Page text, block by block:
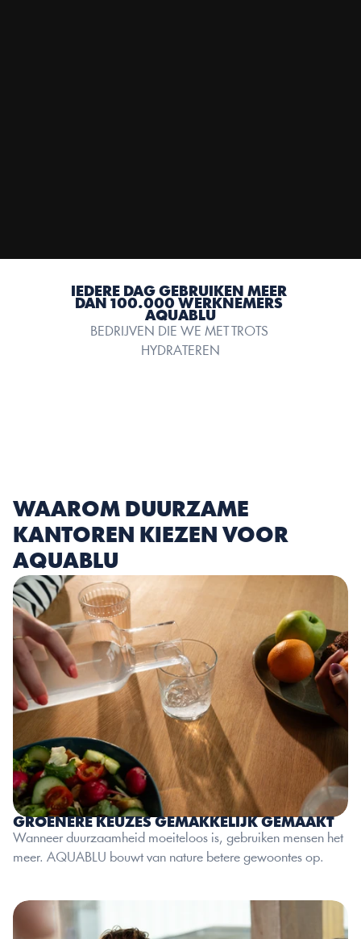
IEDERE DAG GEBRUIKEN MEER
DAN 100.000 WERKNEMERS
AQUABLU
BEDRIJVEN DIE WE MET TROTS
HYDRATEREN
WAAROM DUURZAME
KANTOREN KIEZEN VOOR
AQUABLU
GROENERE KEUZES GEMAKKELIJK GEMAAKT
Wanneer duurzaamheid moeiteloos is, gebruiken mensen het
meer. AQUABLU bouwt van nature betere gewoontes op.